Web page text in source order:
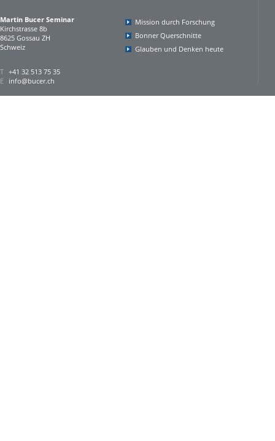
Martin Bucer Seminar
Kirchstrasse 8b
8625 Gossau ZH
Schweiz
T +41 32 513 75 35
E info@bucer.ch
Mission durch Forschung
Bonner Querschnitte
Glauben und Denken heute